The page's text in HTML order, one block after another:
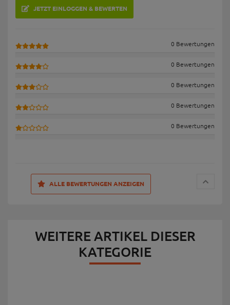
JETZT EINLOGGEN & BEWERTEN
0 Bewertungen
0 Bewertungen
0 Bewertungen
0 Bewertungen
0 Bewertungen
ALLE BEWERTUNGEN ANZEIGEN
WEITERE ARTIKEL DIESER
KATEGORIE